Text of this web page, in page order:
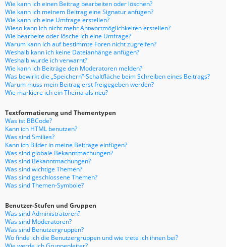
Wie kann ich einen Beitrag bearbeiten oder löschen?
Wie kann ich meinem Beitrag eine Signatur anfügen?
Wie kann ich eine Umfrage erstellen?
Wieso kann ich nicht mehr Antwortmöglichkeiten erstellen?
Wie bearbeite oder lösche ich eine Umfrage?
Warum kann ich auf bestimmte Foren nicht zugreifen?
Weshalb kann ich keine Dateianhänge anfügen?
Weshalb wurde ich verwarnt?
Wie kann ich Beiträge den Moderatoren melden?
Was bewirkt die „Speichern“-Schaltfläche beim Schreiben eines Beitrags?
Warum muss mein Beitrag erst freigegeben werden?
Wie markiere ich ein Thema als neu?
Textformatierung und Thementypen
Was ist BBCode?
Kann ich HTML benutzen?
Was sind Smilies?
Kann ich Bilder in meine Beiträge einfügen?
Was sind globale Bekanntmachungen?
Was sind Bekanntmachungen?
Was sind wichtige Themen?
Was sind geschlossene Themen?
Was sind Themen-Symbole?
Benutzer-Stufen und Gruppen
Was sind Administratoren?
Was sind Moderatoren?
Was sind Benutzergruppen?
Wo finde ich die Benutzergruppen und wie trete ich ihnen bei?